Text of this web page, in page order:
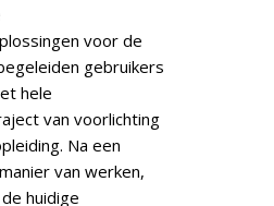
voor de
gebruikers
hele
van voorlichting
Na een
van werken,
huidige